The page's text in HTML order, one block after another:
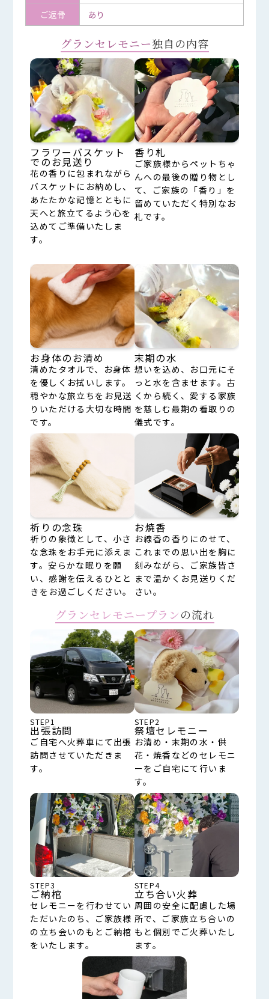
ご返骨
あり
グランセレモニー独自の内容
フラワーバスケット
でのお見送り
花の香りに包まれながら
バスケットにお納めし、
あたたかな記憶とともに
天へと旅立てるよう心を
込めてご準備いたしま
す。
香り札
ご家族様からペットちゃ
んへの最後の贈り物とし
て、ご家族の「香り」を
留めていただく特別なお
札です。
お身体のお清め
清めたタオルで、お身体
を優しくお拭いします。
穏やかな旅立ちをお見送
りいただける大切な時間
です。
末期の水
想いを込め、お口元にそ
っと水を含ませます。古
くから続く、愛する家族
を慈しむ最期の看取りの
儀式です。
祈りの念珠
祈りの象徴として、小さ
な念珠をお手元に添えま
す。安らかな眠りを願
い、感謝を伝えるひとと
きをお過ごしください。
お焼香
お線香の香りにのせて、
これまでの思い出を胸に
刻みながら、ご家族皆さ
まで温かくお見送りくだ
さい。
グランセレモニープランの流れ
STEP1
出張訪問
ご自宅へ火葬車にて出張
訪問させていただきま
す。
STEP2
祭壇セレモニー
お清め・末期の水・供
花・焼香などのセレモニ
ーをご自宅にて行いま
す。
STEP3
ご納棺
セレモニーを行わせてい
ただいたのち、ご家族様
の立ち会いのもとご納棺
をいたします。
STEP4
立ち合い火葬
周囲の安全に配慮した場
所で、ご家族立ち合いの
もと個別でご火葬いたし
ます。